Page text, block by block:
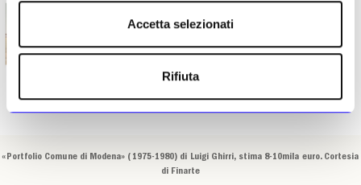
Accetta selezionati
Rifiuta
«Portfolio Comune di Modena» (1975-1980) di Luigi Ghirri, stima 8-10mila euro. Cortesia
di Finarte